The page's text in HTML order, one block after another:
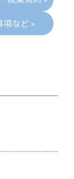
項など »